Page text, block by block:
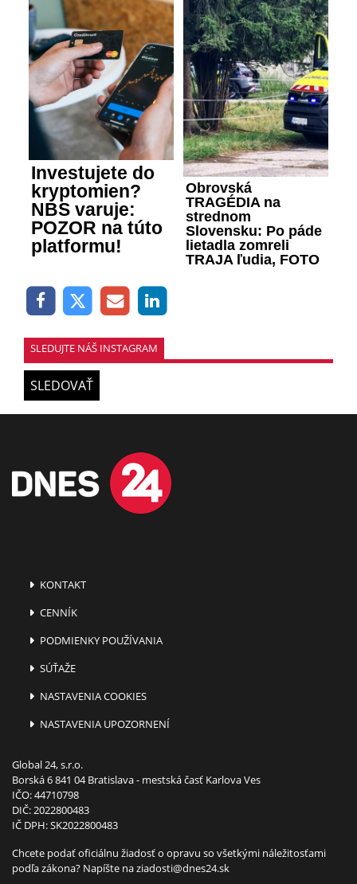
Investujete do
kryptomien?
NBS varuje:
POZOR na túto
platformu!
Obrovská
TRAGÉDIA na
strednom
Slovensku: Po páde
lietadla zomreli
TRAJA ľudia, FOTO
SLEDUJTE NÁŠ INSTAGRAM
SLEDOVAŤ
KONTAKT
CENNÍK
PODMIENKY POUŽÍVANIA
SÚŤAŽE
NASTAVENIA COOKIES
NASTAVENIA UPOZORNENÍ
Global 24, s.r.o.
Borská 6 841 04 Bratislava - mestská časť Karlova Ves
IČO: 44710798
DIČ: 2022800483
IČ DPH: SK2022800483
Chcete podať oficiálnu žiadosť o opravu so všetkými náležitosťami
podľa zákona? Napíšte naziadosti@dnes24.sk